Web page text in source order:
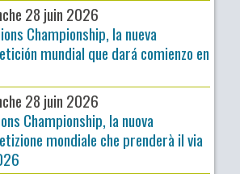
28 juin 2026
Championship, la nueva
mundial que dará comienzo en
28 juin 2026
Championship, la nuova
mondiale che prenderà il via